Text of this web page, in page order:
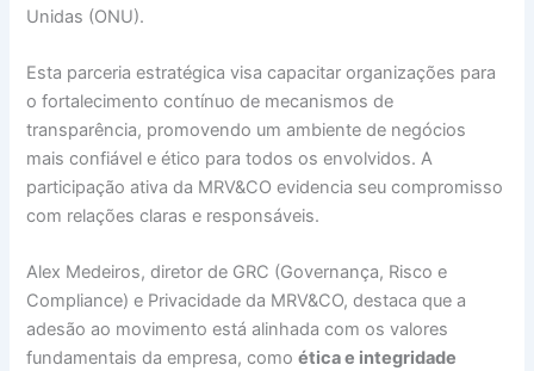
Unidas (ONU).
Esta parceria estratégica visa capacitar organizações para
o fortalecimento contínuo de mecanismos de
transparência, promovendo um ambiente de negócios
mais confiável e ético para todos os envolvidos. A
participação ativa da MRV&CO evidencia seu compromisso
com relações claras e responsáveis.
Alex Medeiros, diretor de GRC (Governança, Risco e
Compliance) e Privacidade da MRV&CO, destaca que a
adesão ao movimento está alinhada com os valores
fundamentais da empresa, comoética e integridade